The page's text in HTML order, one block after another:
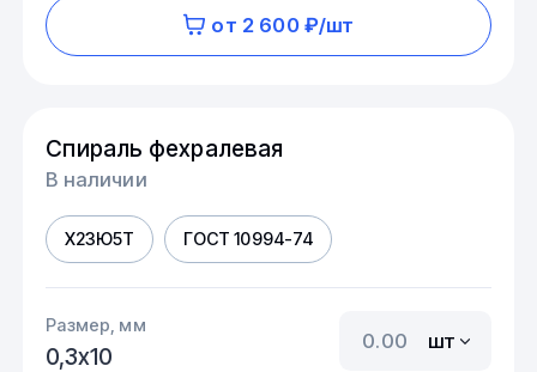
от 2 600 ₽/шт
Спираль фехралевая
В наличии
Х23Ю5Т ГОСТ 10994-74
Размер, мм
0,3х10
шт